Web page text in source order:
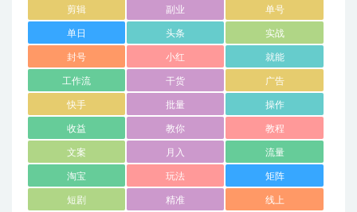
剪辑 副业 单号
单日 头条 实战
封号 小红 就能
工作流 干货 广告
快手 批量 操作
收益 教你 教程
文案 月入 流量
淘宝 玩法 矩阵
短剧 精准 线上